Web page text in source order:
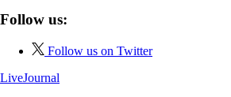
Follow us:
Follow us on Twitter
LiveJournal